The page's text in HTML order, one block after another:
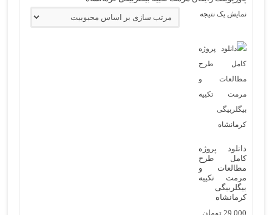
نمایش یک نتیجه
دانلود پروژه
کامل طرح
مطالعات و
مرمت تکییه
بیگلربیگی
کرمانشاه
29,000 تومان